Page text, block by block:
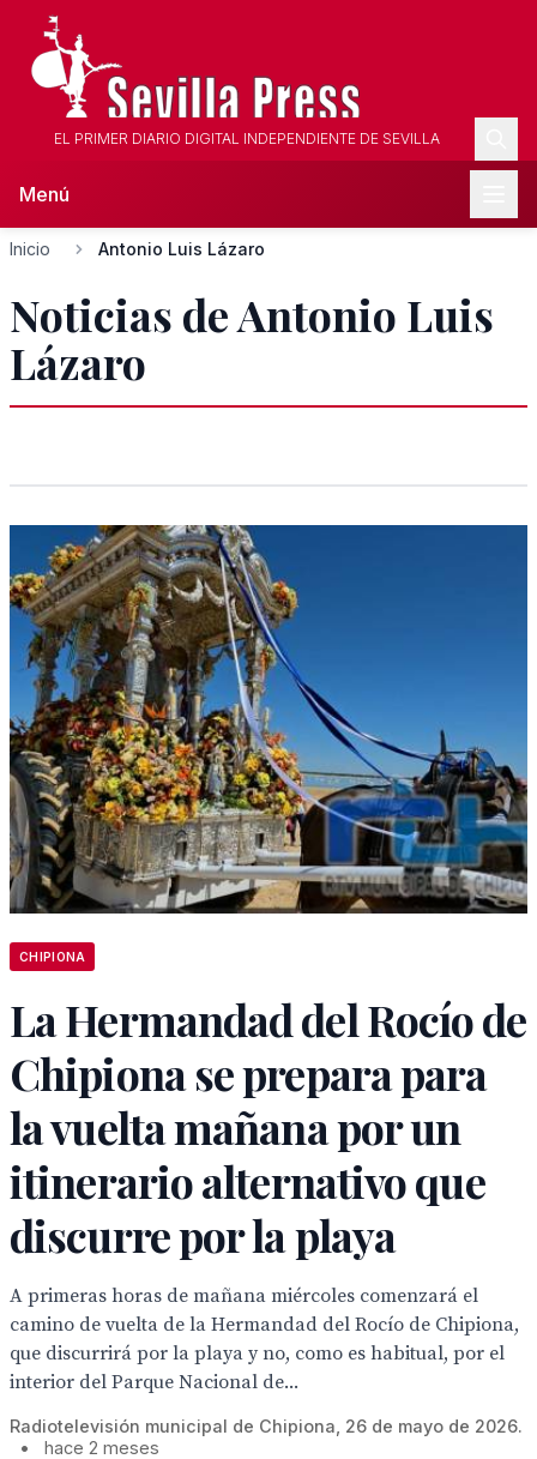
EL PRIMER DIARIO DIGITAL INDEPENDIENTE DE SEVILLA
Menú
Inicio Antonio Luis Lázaro
Noticias de Antonio Luis
Lázaro
CHIPIONA
La Hermandad del Rocío de
Chipiona se prepara para
la vuelta mañana por un
itinerario alternativo que
discurre por la playa
A primeras horas de mañana miércoles comenzará el
camino de vuelta de la Hermandad del Rocío de Chipiona,
que discurrirá por la playa y no, como es habitual, por el
interior del Parque Nacional de...
Radiotelevisión municipal de Chipiona, 26 de mayo de 2026.
•
hace 2 meses